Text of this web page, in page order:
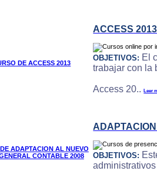
ACCESS 2013
OBJETIVOS: El
trabajar con la
Access 20..Leer
OBJETIVOS: